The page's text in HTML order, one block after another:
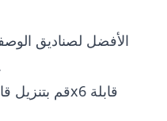
الأفضل لصناديق
بخط